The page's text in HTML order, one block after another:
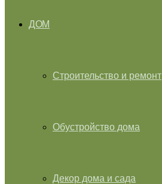
ДОМ
Строительство и ремонт
Обустройство дома
Декор дома и сада